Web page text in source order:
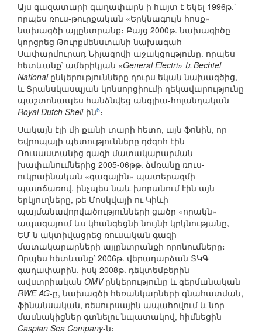
Այս գազատարի գաղափարն ի հայտ է եկել 1996թ.՝
որպես ռուս-թուրքական «Երկնագույն հոսք»
նախագծի այլընտրանք։ Բայց 2000թ. նախագիծը
կորցրեց Թուրքմենստանի նախագահ
Սափարմուրադ Նիյազովի աջակցությունը. որպես
հետևանք՝ ամերիկյան «General Electri» և Bechtel
Nationalընկերությունները դուրս եկան նախագծից,
և Տրանսկասպյան կոնսորցիումի ղեկավարությունը
պաշտոնապես հանձնվեց անգլիա-հոլանդական
Royal Dutch Shell-ին6։
Սակայն էլի մի քանի տարի հետո, այն ֆոնին, որ
Եվրոպայի պետությունները դժգոհ էին
Ռուսաստանից գազի մատակարարման
խափանումներից 2005-06թթ. ձմռանը ռուս-
ուկրաինական «գազային» պատերազմի
պատճառով, ինչպես նաև խորանում էին այն
երկյուղները, թե Մոսկվայի ու Կիևի
պայմանավորվածությունների ցածր «որակն»
ապագայում ևս կհանգեցնի նույնի կրկնությանը,
ԵՄ-ն ակտիվացրեց ռուսական գազի
մատակարարների այլընտրանքի որոնումները։
Որպես հետևանք՝ 2006թ. վերադարձան ՏԿԳ
գաղափարին, իսկ 2008թ. դեկտեմբերին
ավստրիական OMVընկերությունը և գերմանական
RWE AG-ը, նախագծի հեռանկարների գնահատման,
ֆինանսական, ռեսուրսային ապահովում և նոր
մասնակիցներ գտնելու նպատակով, հիմնեցին
Caspian Sea Company-ն։